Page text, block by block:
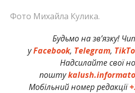
Фото Михайла Кулика.
Будьмо на зв’язку!
уFacebook, Telegram,
Надсилайте свої
пошту
Мобільний номер редакції